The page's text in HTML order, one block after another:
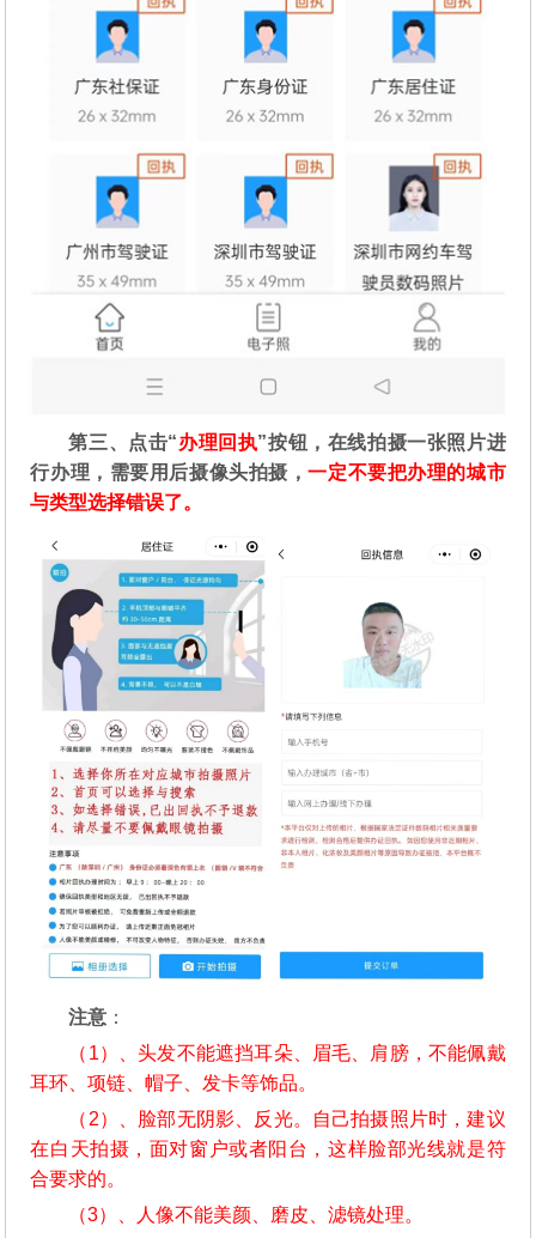
第三、点击“办理回执”按钮，在线拍摄一张照片进
行办理，需要用后摄像头拍摄，一定不要把办理的城市
与类型选择错误了。
注意 ：
（1）、头发不能遮挡耳朵、眉毛、肩膀，不能佩戴
耳环、项链、帽子、发卡等饰品。
（2）、脸部无阴影、反光。自己拍摄照片时，建议
在白天拍摄，面对窗户或者阳台，这样脸部光线就是符
合要求的。
（3）、人像不能美颜、磨皮、滤镜处理。